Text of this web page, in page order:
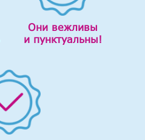
Они вежливы
и пунктуальны!